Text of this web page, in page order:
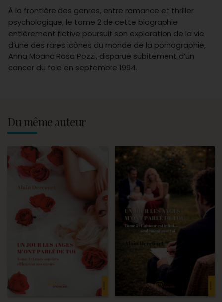
À la frontière des genres, entre romance et thriller
psychologique, le tome 2 de cette biographie
entièrement fictive poursuit son exploration de la vie
d’une des rares icônes du monde de la pornographie,
Anna Moana Rosa Pozzi, disparue subitement d’un
cancer du foie en septembre 1994.
Du même auteur